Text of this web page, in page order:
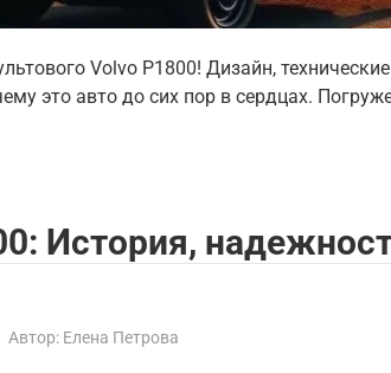
Volvo P1800! Дизайн,
это авто до сих пор в сердцах.
История,
Автор: Елена Петрова